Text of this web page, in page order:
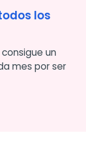
los
un
mes por ser